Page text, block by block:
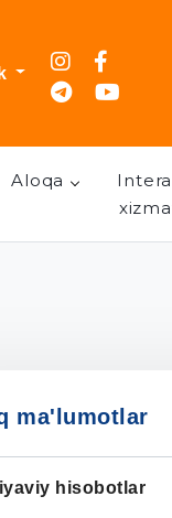
Aloqa
ma'lumotlar
hisobotlar